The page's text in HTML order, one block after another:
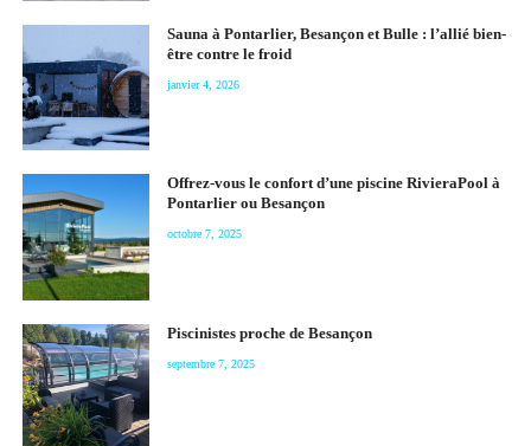
Sauna à Pontarlier, Besançon et Bulle : l’allié bien-
être contre le froid
janvier 4, 2026
Offrez-vous le confort d’une piscine RivieraPool à
Pontarlier ou Besançon
octobre 7, 2025
Piscinistes proche de Besançon
septembre 7, 2025